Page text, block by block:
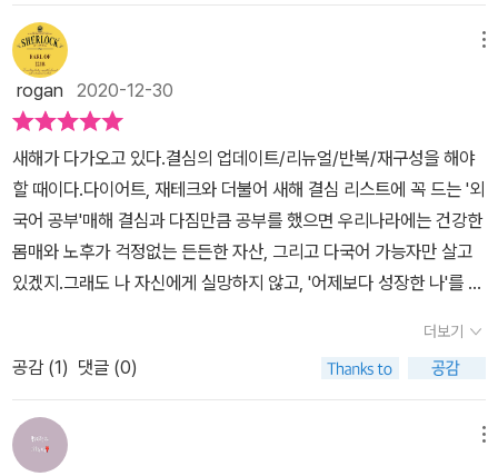
더라도 식사할 때 사용하는 수저의 형태가 거의 같은 형체를 지닌 것
과 같은 이치이다. 요즘 회화 교재는 음원을 출판사 홈페이지에서 내
려받는 추세를 지나, 아예 QR 코드를 통해 음원과 영상을 함께 제공
하고 있다. 이 책 역시 출판사 블로그에 학습자의 편의를 위한 수능 영
어 듣기 수준과 자연스러운 대화의 두 가지 속도로 음원을 제공할 뿐
아니라, 무자막 듣기-자막 듣기-자막과 해설 듣기-무자막 듣기의 순
서로 제작된 원어민 대화 영상을 보고 듣고 따라 말하면서 효율적으
로 학습할 수 있도록 하였다. 해당 블로그에 서로 이웃을 걸어두면 매
우 편리하게 이용할 수 있다. 또한, 이 책은 주어진 대화문에 관련하
two-word verb)로 확장 가능한 응용 패턴, 최소한의 핵심문법, 원
어민의 발음 링크를 색색의 소단원으로 제공하는 등 단 한 문장도 남
김없이 꼼꼼히 짚어줌으로써 청해는 독해 공부와 병행해야 한다는 원
리에 충실하다. 실제로 내용어에 대한 이해 없이 소리에 노출돼 봐야
익히 알고 있는 소리 외에는 들리지 않는다. 라디오 영어 뉴스를 온종
익히 알고 있으며, 강사 생활 경력을 바탕으로 학습자들이 어떤 부분
을 궁금해할지 또한 익히 알고 있다. 이 책은 어느 정도 문법, 표현,
발음 등에 틀이 쌓인 상태에서 한번 쭉 정리하고 싶거나, 또는 원어민
들이 실생활에서 쓰이는 영어를 배우고 싶은 사람들에게 최적화된 책
이다. 나는 여느 한국인처럼 오랜 기간 영어를 공부해왔지만, 그 오랜
학습 기간은 단순히 시험만을 위한 영어였고, 회화만을 목적으로 공
부한 지는 그리 오래되지 않았다. 책도 읽어보고, 인강도 보고 하면서
어느 정도 패턴이나 표현을 익혀왔다. 그러나 언어 교환 어플로 외국
인들과 영어로 대화를 하기 시작하면서 또다시 난관에 부딪힌 부분은
과연 내가 공부한 표현들이 실제 원어민들이 사용하는지에 대한 부분
이다. 아무리 열심히 공부를 하더라도 사극 말투를 사용할 순 없으니
말이다. 이 책은 나의 이러한 난관을 극복하기에 아주 적절한 책이었
로 생일파티 준비, 외국인과의 교류 등의 실생활 상황부터 공항 리무
진 운행, 맛집 등의 여행 중에서 마주할 수 있는 상황, 그리고 유기견
rogan 2020-12-30
새해가 다가오고 있다.결심의 업데이트/리뉴얼/반복/재구성을 해야
할 때이다.다이어트, 재테크와 더불어 새해 결심 리스트에 꼭 드는 '외
국어 공부'매해 결심과 다짐만큼 공부를 했으면 우리나라에는 건강한
몸매와 노후가 걱정없는 든든한 자산, 그리고 다국어 가능자만 살고
있겠지.그래도 나 자신에게 실망하지 않고, '어제보다 성장한 나'를 위
으면 허전한 QR코드와 mp3 파일, Drill 영상은 특장점이 아니다.이
책의 특징은 '이런 표현은 어떻게 말하지?'와 '내가 제대로 말하고 있
나?'를한 방에 해결하는 회화 개인과외교사를 언제 어디서나 만날 수
있다는 것!그리고 무엇보다, 책의 내용이 너무 재밌다. 공부하는 것이
아니라 드라마를 보는 것 같다. 하하하하.여행 영어나 사무실 영어와
더보기
공감 (1) 댓글 (0)